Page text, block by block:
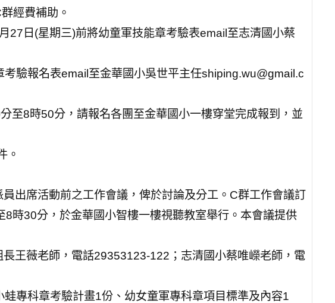
經費補助。
27日(星期三)前將幼童軍技能章考驗表email至志清國小蔡
驗報名表email至金華國小吳世平主任shiping.wu@gmail.c
至8時50分，請報名各團至金華國小一樓穿堂完成報到，並
。
出席活動前之工作會議，俾於討論及分工。C群工作會議訂
時30分，於金華國小智樓一樓視聽教室舉行。本會議提供
王薇老師，電話29353123-122；志清國小蔡唯嶸老師，電
專科章考驗計畫1份、幼女童軍專科章項目標準及內容1